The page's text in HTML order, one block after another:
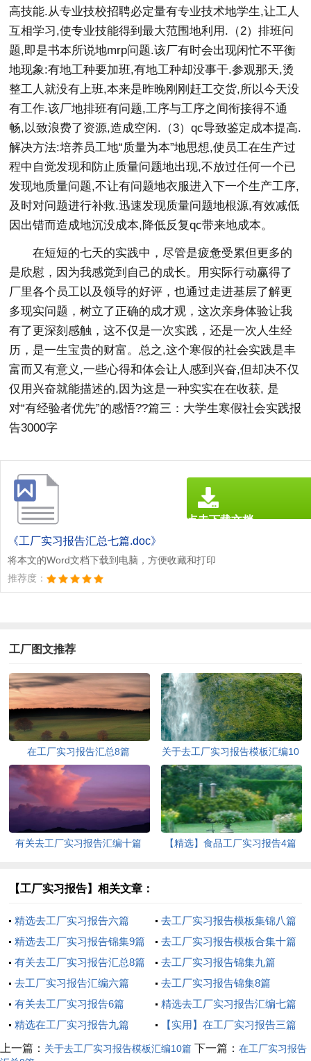
高技能.从专业技校招聘必定量有专业技术地学生,让工人
互相学习,使专业技能得到最大范围地利用.（2）排班问
题,即是书本所说地mrp问题.该厂有时会出现闲忙不平衡
地现象:有地工种要加班,有地工种却没事干.参观那天,烫
整工人就没有上班,本来是昨晚刚刚赶工交货,所以今天没
有工作.该厂地排班有问题,工序与工序之间衔接得不通
畅,以致浪费了资源,造成空闲.（3）qc导致鉴定成本提高.
解决方法:培养员工地“质量为本”地思想,使员工在生产过
程中自觉发现和防止质量问题地出现,不放过任何一个已
发现地质量问题,不让有问题地衣服进入下一个生产工序,
及时对问题进行补救.迅速发现质量问题地根源,有效减低
因出错而造成地沉没成本,降低反复qc带来地成本。
在短短的七天的实践中，尽管是疲惫受累但更多的
是欣慰，因为我感觉到自己的成长。用实际行动赢得了
厂里各个员工以及领导的好评，也通过走进基层了解更
多现实问题，树立了正确的成才观，这次亲身体验让我
有了更深刻感触，这不仅是一次实践，还是一次人生经
历，是一生宝贵的财富。总之,这个寒假的社会实践是丰
富而又有意义,一些心得和体会让人感到兴奋,但却决不仅
仅用兴奋就能描述的,因为这是一种实实在在收获, 是
对“有经验者优先”的感悟??篇三：大学生寒假社会实践报
告3000字
《工厂实习报告汇总七篇.doc》
将本文的Word文档下载到电脑，方便收藏和打印
推荐度：
点击下载文档
工厂图文推荐
在工厂实习报告汇总8篇
关于去工厂实习报告模板汇编10
篇
有关去工厂实习报告汇编十篇 【精选】食品工厂实习报告4篇
【工厂实习报告】相关文章：
精选去工厂实习报告六篇
去工厂实习报告模板集锦八篇
精选去工厂实习报告锦集9篇
去工厂实习报告模板合集十篇
有关去工厂实习报告汇总8篇
去工厂实习报告锦集九篇
去工厂实习报告汇编六篇
去工厂实习报告锦集8篇
有关去工厂实习报告6篇
精选去工厂实习报告汇编七篇
精选在工厂实习报告九篇
【实用】在工厂实习报告三篇
上一篇： 关于去工厂实习报告模板汇编10篇 下一篇： 在工厂实习报告